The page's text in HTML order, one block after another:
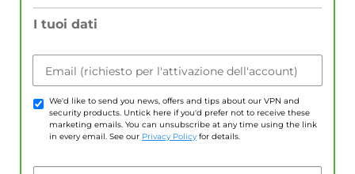
I tuoi dati
Email (richiesto per l'attivazione dell'account)
We'd like to send you news, offers and tips about our VPN and
security products. Untick here if you'd prefer not to receive these
marketing emails. You can unsubscribe at any time using the link
in every email. See our Privacy Policy for details.